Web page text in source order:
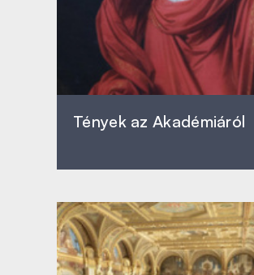
Tények az Akadémiáról